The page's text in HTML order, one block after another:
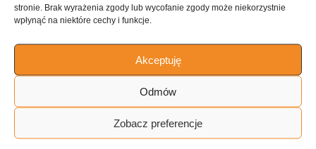
stronie. Brak wyrażenia zgody lub wycofanie zgody może niekorzystnie
wpłynąć na niektóre cechy i funkcje.
Akceptuję
Odmów
Zobacz preferencje
Tagi:
Wegańskie
Urządzenie małe